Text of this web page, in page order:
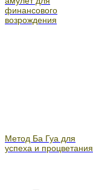
финансового
возрождения
Метод Ба Гуа для
успеха и процветания